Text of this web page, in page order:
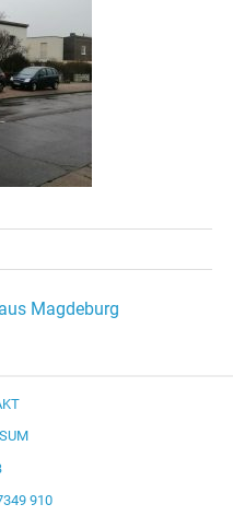
Magdeburg
910